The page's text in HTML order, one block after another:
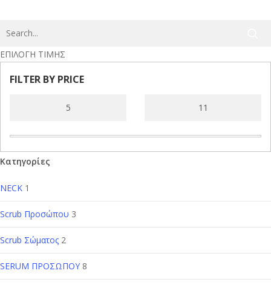
Χώρου
ΕΠΙΛΟΓΗ ΤΙΜΗΣ
FILTER BY PRICE
Κατηγορίες
NECK 1
Scrub Προσώπου 3
Scrub Σώματος 2
SERUM ΠΡΟΣΩΠΟΥ 8